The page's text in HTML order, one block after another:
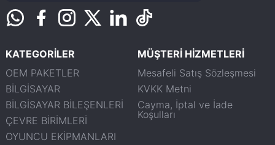
KATEGORİLER
OEM PAKETLER
BİLGİSAYAR
BİLGİSAYAR BİLEŞENLERİ
ÇEVRE BİRİMLERİ
OYUNCU EKİPMANLARI
MÜŞTERİ HİZMETLERİ
Mesafeli Satış Sözleşmesi
KVKK Metni
Cayma, İptal ve İade
Koşulları